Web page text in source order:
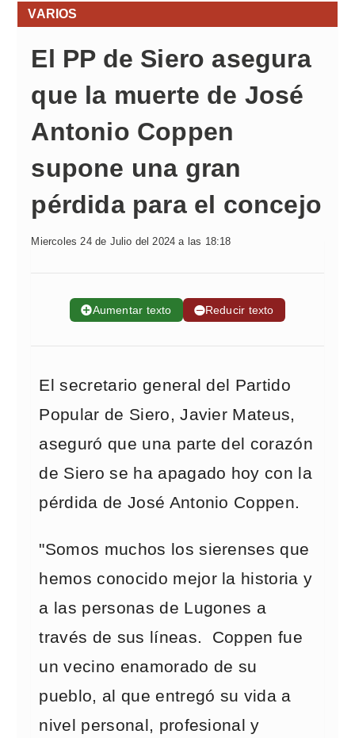
VARIOS
El PP de Siero asegura
que la muerte de José
Antonio Coppen
supone una gran
pérdida para el concejo
Miercoles 24 de Julio del 2024 a las 18:18
➕Aumentar texto ➖Reducir texto
El secretario general del Partido
Popular de Siero, Javier Mateus,
aseguró que una parte del corazón
de Siero se ha apagado hoy con la
pérdida de José Antonio Coppen.
"Somos muchos los sierenses que
hemos conocido mejor la historia y
a las personas de Lugones a
través de sus líneas. Coppen fue
un vecino enamorado de su
pueblo, al que entregó su vida a
nivel personal, profesional y